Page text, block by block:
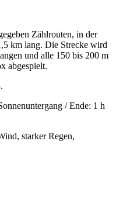
Zählrouten, in der
km lang. Die Strecke wird
und alle 150 bis 200 m
abgespielt.
/ Ende: 1 h
starker Regen,